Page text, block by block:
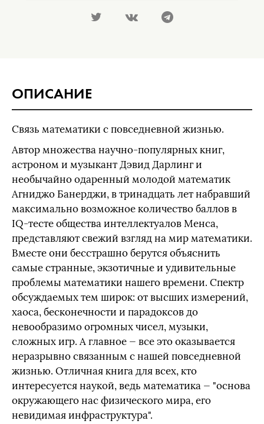
ОПИСАНИЕ
Связь математики с повседневной жизнью.
Автор множества научно-популярных книг,
астроном и музыкант Дэвид Дарлинг и
необычайно одаренный молодой математик
Агниджо Банерджи, в тринадцать лет набравший
максимально возможное количество баллов в
IQ-тесте общества интеллектуалов Менса,
представляют свежий взгляд на мир математики.
Вместе они бесстрашно берутся объяснить
самые странные, экзотичные и удивительные
проблемы математики нашего времени. Спектр
обсуждаемых тем широк: от высших измерений,
хаоса, бесконечности и парадоксов до
невообразимо огромных чисел, музыки,
сложных игр. А главное — все это оказывается
неразрывно связанным с нашей повседневной
жизнью. Отличная книга для всех, кто
интересуется наукой, ведь математика — "основа
окружающего нас физического мира, его
невидимая инфраструктура".